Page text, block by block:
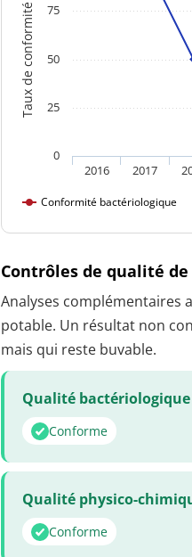
Taux de conformité
Conformité bactériologique
2016 2017
0
25
50
75
Contrôles de qualité
Analyses complémentaires
potable. Un résultat non
mais qui reste buvable.
Qualité bactériologique
Conforme
Qualité physico-
Conforme